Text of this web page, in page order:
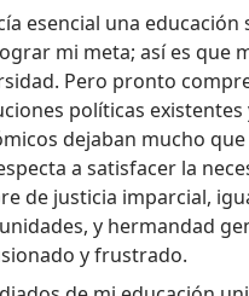
esencial una
mi meta; así es que
Pero pronto
políticas existentes
dejaban mucho
a satisfacer la
de justicia imparcial,
y hermandad
y frustrado.